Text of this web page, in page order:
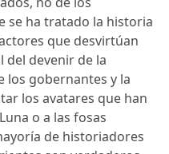
se ha tratado la historia
que desvirtúan
del devenir de la
los gobernantes y la
los avatares que han
o a las fosas
de historiadores